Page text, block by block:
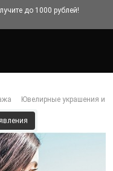
до 1000 рублей!
Ювелирные украшения и